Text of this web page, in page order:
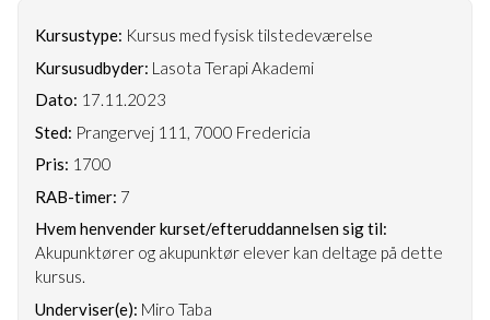
Kursustype: Kursus med fysisk tilstedeværelse
Kursusudbyder: Lasota Terapi Akademi
Dato: 17.11.2023
Sted: Prangervej 111, 7000 Fredericia
Pris: 1700
RAB-timer: 7
Hvem henvender kurset/efteruddannelsen sig til:
Akupunktører og akupunktør elever kan deltage på dette
kursus.
Underviser(e): Miro Taba